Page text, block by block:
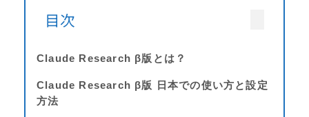
目次
Claude Research β版とは？
Claude Research β版 日本での使い方と設定
方法